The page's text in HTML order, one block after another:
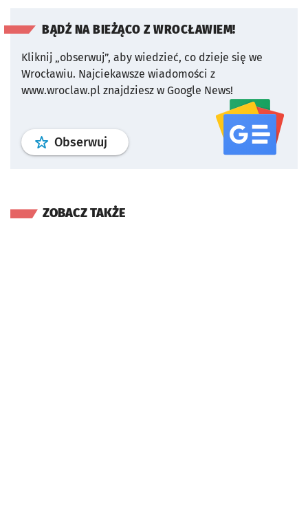
BĄDŹ NA BIEŻĄCO Z WROCŁAWIEM!
Kliknij „obserwuj”, aby wiedzieć, co dzieje się we
Wrocławiu. Najciekawsze wiadomości z
www.wroclaw.pl znajdziesz w Google News!
Obserwuj profil serwisu
ZOBACZ TAKŻE